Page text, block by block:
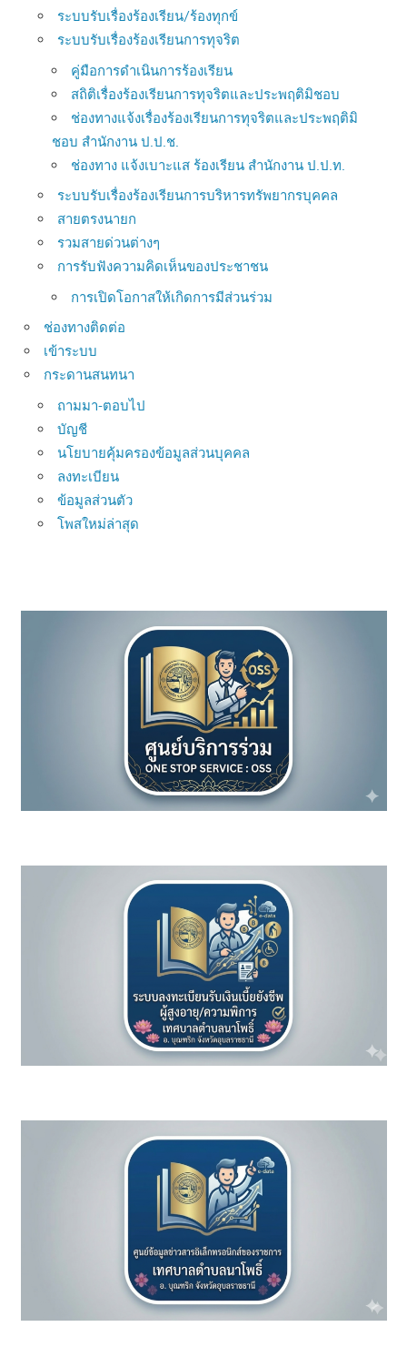
ระบบรับเรื่องร้องเรียน/ร้องทุกข์
ระบบรับเรื่องร้องเรียนการทุจริต
คู่มือการดำเนินการร้องเรียน
สถิติเรื่องร้องเรียนการทุจริตและประพฤติมิชอบ
ช่องทางแจ้งเรื่องร้องเรียนการทุจริตและประพฤติมิ
ชอบ สำนักงาน ป.ป.ช.
ช่องทาง แจ้งเบาะแส ร้องเรียน สำนักงาน ป.ป.ท.
ระบบรับเรื่องร้องเรียนการบริหารทรัพยากรบุคคล
สายตรงนายก
รวมสายด่วนต่างๆ
การรับฟังความคิดเห็นของประชาชน
การเปิดโอกาสให้เกิดการมีส่วนร่วม
ช่องทางติดต่อ
เข้าระบบ
กระดานสนทนา
ถามมา-ตอบไป
บัญชี
นโยบายคุ้มครองข้อมูลส่วนบุคคล
ลงทะเบียน
ข้อมูลส่วนตัว
โพสใหม่ล่าสุด